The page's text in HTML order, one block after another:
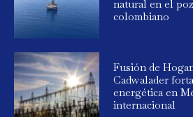
natural en el
colombiano
Fusión de
Cadwalader
energética en
internacional